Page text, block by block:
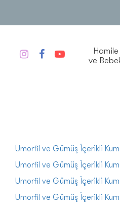
Hamile
ve
Umorfil ve Gümüş İçerikli
Umorfil ve Gümüş İçerikli
Umorfil ve Gümüş İçerikli
Umorfil ve Gümüş İçerikli